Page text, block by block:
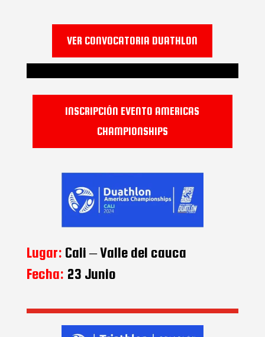
VER CONVOCATORIA DUATHLON
INSCRIPCIÓN EVENTO AMERICAS
CHAMPIONSHIPS
Lugar: Cali – Valle del cauca
Fecha: 23 Junio